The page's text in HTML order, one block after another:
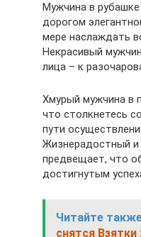
Мужчина в рубашке
дорогом
мере наслаждать
Некрасивый
лица – к
Хмурый мужчина в
что столкнетесь
пути
Жизнерадостный
предвещает, что
достигнутым
Читайте
снятся